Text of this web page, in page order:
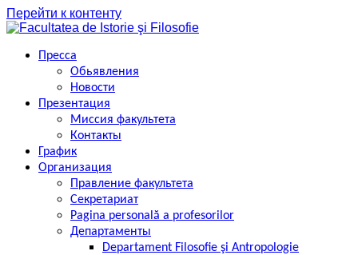
Перейти к контенту
Пресса
Обьявления
Новости
Презентация
Миссия факультета
Контакты
График
Организация
Правление факультета
Секретариат
Pagina personală a profesorilor
Департаменты
Departament Filosofie şi Antropologie